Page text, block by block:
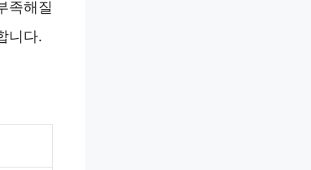
족해질
니다.